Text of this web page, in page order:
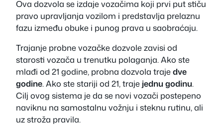
Ova dozvola se izdaje vozačima koji prvi put stiču
pravo upravljanja vozilom i predstavlja prelaznu
fazu između obuke i punog prava u saobraćaju.
Trajanje probne vozačke dozvole zavisi od
starosti vozača u trenutku polaganja. Ako ste
mlađi od 21 godine, probna dozvola trajedve
godine. Ako ste stariji od 21, traje jednu godinu.
Cilj ovog sistema je da se novi vozači postepeno
naviknu na samostalnu vožnju i steknu rutinu, ali
uz stroža pravila.